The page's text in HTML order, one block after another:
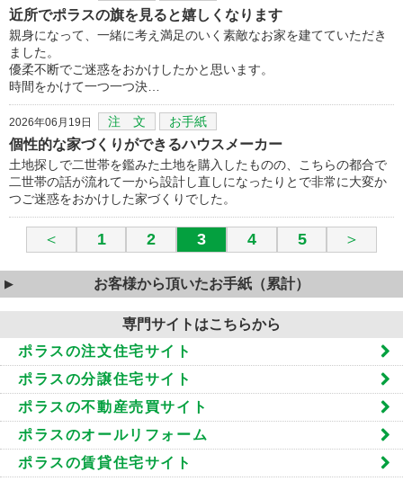
近所でポラスの旗を見ると嬉しくなります
親身になって、一緒に考え満足のいく素敵なお家を建てていただき
ました。
優柔不断でご迷惑をおかけしたかと思います。
時間をかけて一つ一つ決…
2026年06月19日 注 文 お手紙
個性的な家づくりができるハウスメーカー
土地探しで二世帯を鑑みた土地を購入したものの、こちらの都合で
二世帯の話が流れて一から設計し直しになったりとで非常に大変か
つご迷惑をおかけした家づくりでした。
＜ 1 2 3 4 5 ＞
お客様から頂いたお手紙（累計）
専門サイトはこちらから
ポラスの注文住宅サイト
ポラスの分譲住宅サイト
ポラスの不動産売買サイト
ポラスのオールリフォーム
ポラスの賃貸住宅サイト